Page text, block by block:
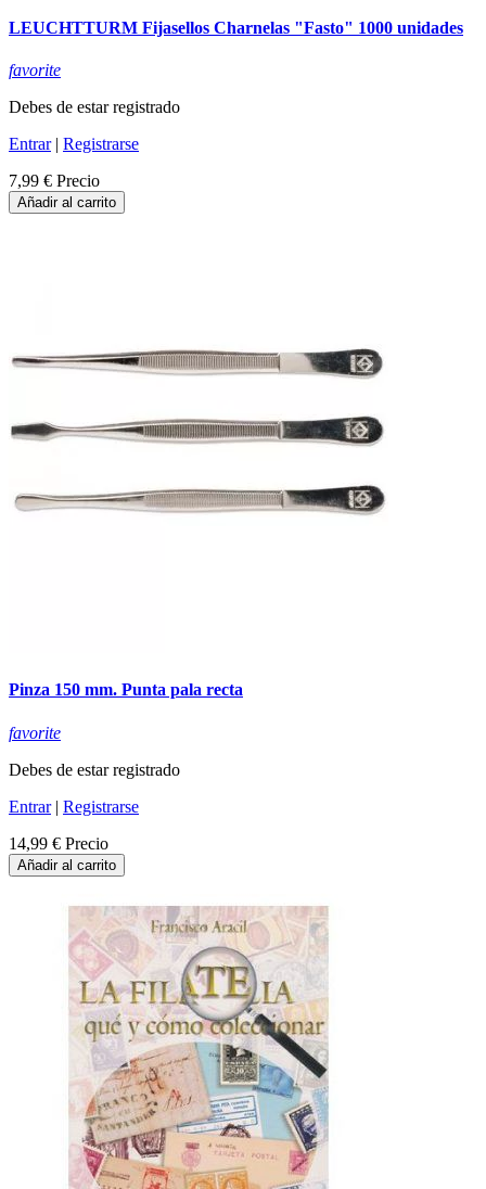
LEUCHTTURM Fijasellos Charnelas "Fasto" 1000 unidades
favorite
Debes de estar registrado
Entrar| Registrarse
7,99 € Precio
Añadir al carrito
Pinza 150 mm. Punta pala recta
favorite
Debes de estar registrado
Entrar| Registrarse
14,99 € Precio
Añadir al carrito